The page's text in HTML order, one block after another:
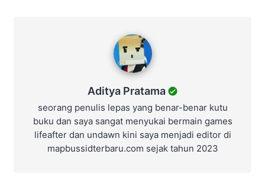
Aditya Pratama
seorang penulis lepas yang benar-benar kutu
buku dan saya sangat menyukai bermain games
lifeafter dan undawn kini saya menjadi editor di
mapbussidterbaru.com sejak tahun 2023